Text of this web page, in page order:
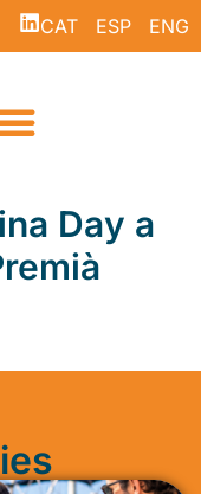
CAT ESP ENG
Day a